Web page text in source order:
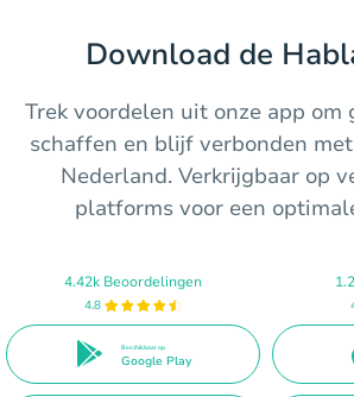
Download de
Trek voordelen uit onze app om
schaffen en blijf verbonden
Nederland. Verkrijgbaar op
platforms voor een
4.42k Beoordelingen
4.8
Beschikbaar op
Google Play